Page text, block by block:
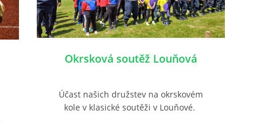
Okrsková soutěž Louňová
Účast našich družstev na okrskovém
kole v klasické soutěži v Louňové.